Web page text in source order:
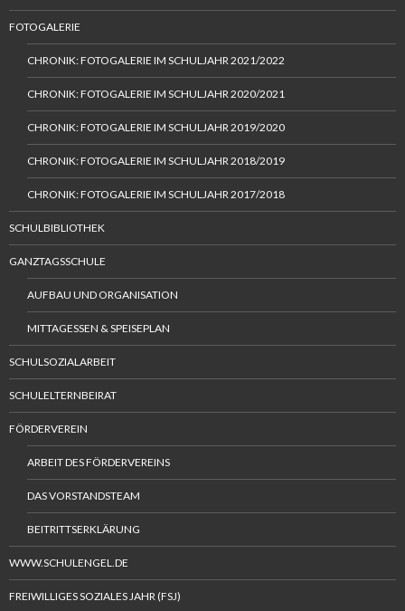
FOTOGALERIE
CHRONIK: FOTOGALERIE IM SCHULJAHR 2021/2022
CHRONIK: FOTOGALERIE IM SCHULJAHR 2020/2021
CHRONIK: FOTOGALERIE IM SCHULJAHR 2019/2020
CHRONIK: FOTOGALERIE IM SCHULJAHR 2018/2019
CHRONIK: FOTOGALERIE IM SCHULJAHR 2017/2018
SCHULBIBLIOTHEK
GANZTAGSSCHULE
AUFBAU UND ORGANISATION
MITTAGESSEN & SPEISEPLAN
SCHULSOZIALARBEIT
SCHULELTERNBEIRAT
FÖRDERVEREIN
ARBEIT DES FÖRDERVEREINS
DAS VORSTANDSTEAM
BEITRITTSERKLÄRUNG
WWW.SCHULENGEL.DE
FREIWILLIGES SOZIALES JAHR (FSJ)